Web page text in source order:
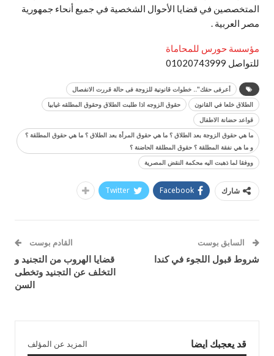
المتخصصين في قضايا الأحوال الشخصية في جميع أنحاء جمهورية
مصر العربية .
مؤسسة حورس للمحاماة
للتواصل 01020743999
أعرفى حقك".. خطوات قانونية للزوجة فى حالة قررت الانفصال
الطلاق خلعا في القانون
حقوق الزوجه اذا طلبت الطلاق وحقوق المطلقه غيابيا
قواعد حضانة الاطفال
ما هي حقوق الزوجة بعد الطلاق ؟ ما هي حقوق المرأة بعد الطلاق ؟ ما هي حقوق المطلقة ؟
و ما هي نفقة المطلقة ؟ حقوق المطلقة الحاضنة ؟
ووفقا لما ذهبت اليه محكمة النقض المصرية
شارك Facebook
Twitter
السابق بوست
شروط قبول اللجوء في كندا
القادم بوست
قضايا الهروب من التجنيد و
التخلف عن التجنيد وتخطى
السن
قد يعجبك ايضا المزيد عن المؤلف